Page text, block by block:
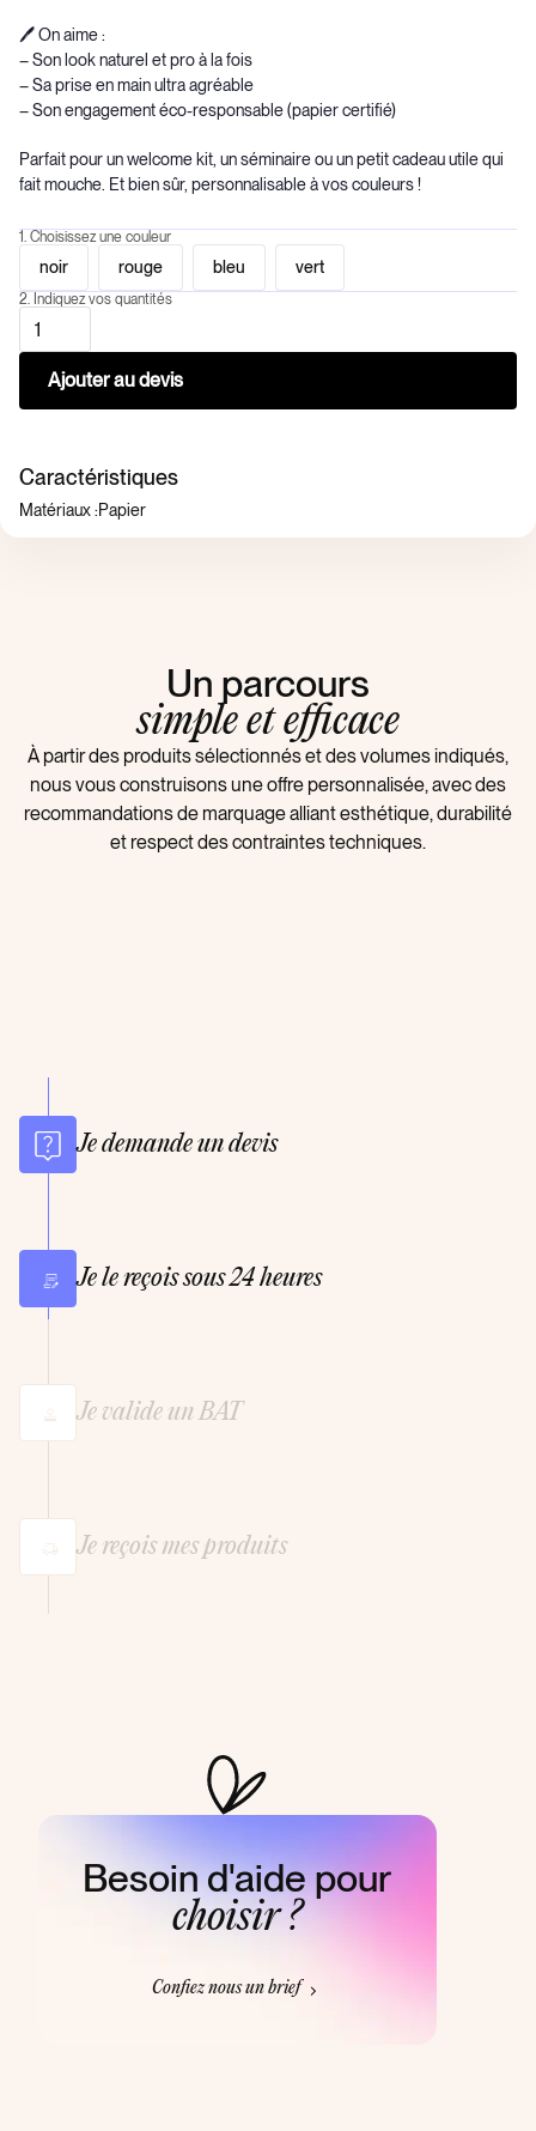
🖊 On aime :
– Son look naturel et pro à la fois
– Sa prise en main ultra agréable
– Son engagement éco-responsable (papier certifié)
Parfait pour un welcome kit, un séminaire ou un petit cadeau utile qui
fait mouche. Et bien sûr, personnalisable à vos couleurs !
1. Choisissez une couleur
noir rouge bleu vert
2. Indiquez vos quantités
Caractéristiques
Matériaux :Papier
Un parcours
simple et efficace
À partir des produits sélectionnés et des volumes indiqués,
nous vous construisons une offre personnalisée, avec des
recommandations de marquage alliant esthétique, durabilité
et respect des contraintes techniques.
Je demande un devis
Je le reçois sous 24 heures
Je valide un BAT
Je reçois mes produits
Besoin d'aide pour
choisir ?
Confiez nous un brief